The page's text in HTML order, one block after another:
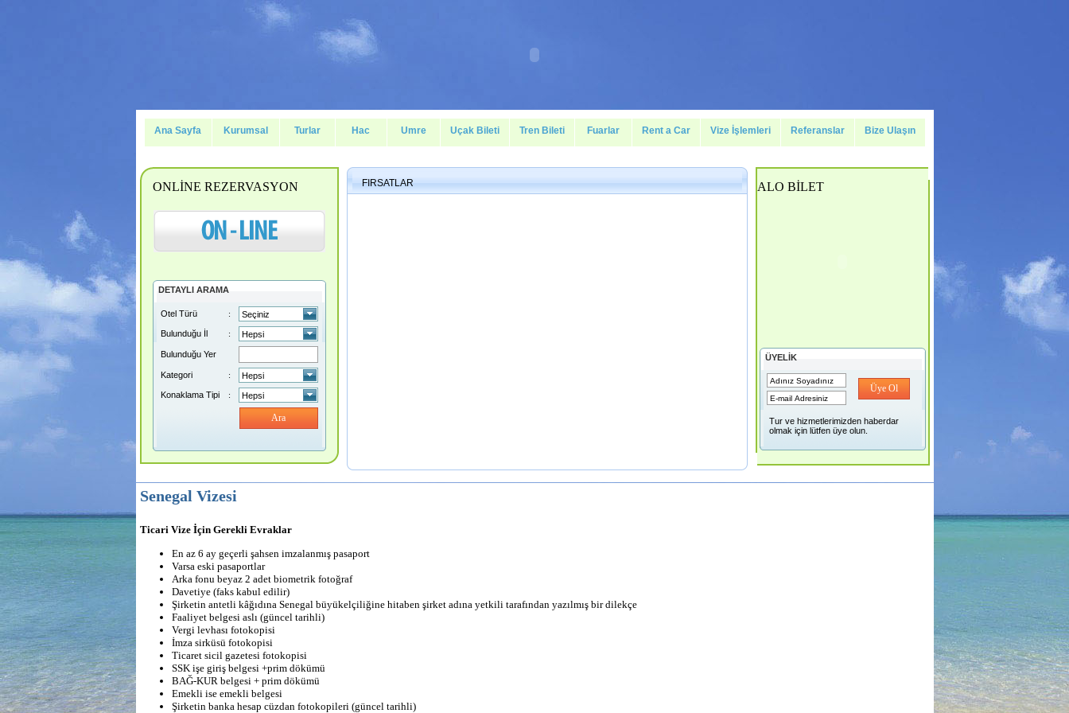
Ana Sayfa Kurumsal Turlar Hac Umre Uçak Bileti Tren Bileti Fuarlar Rent a Car Vize İşlemleri Referanslar Bize Ulaşın
ONLİNE REZERVASYON
DETAYLI ARAMA
Otel Türü :
Bulunduğu İl :
Bulunduğu Yer
Kategori :
Konaklama Tipi :
Ara
FIRSATLAR ALO BİLET
ÜYELİK
Üye Ol
Tur ve hizmetlerimizden haberdar
olmak için lütfen üye olun.
Senegal Vizesi
Ticari Vize İçin Gerekli Evraklar
En az 6 ay geçerli şahsen imzalanmış pasaport
Varsa eski pasaportlar
Arka fonu beyaz 2 adet biometrik fotoğraf
Davetiye (faks kabul edilir)
Şirketin antetli kâğıdına Senegal büyükelçiliğine hitaben şirket adına yetkili tarafından yazılmış bir dilekçe
Faaliyet belgesi aslı (güncel tarihli)
Vergi levhası fotokopisi
İmza sirküsü fotokopisi
Ticaret sicil gazetesi fotokopisi
SSK işe giriş belgesi +prim dökümü
BAĞ-KUR belgesi + prim dökümü
Emekli ise emekli belgesi
Şirketin banka hesap cüzdan fotokopileri (güncel tarihli)